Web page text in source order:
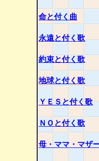
命と付く曲
永遠と付く歌
約束と付く歌
地球と付く歌
ＹＥＳと付く歌
ＮＯと付く歌
母・ママ・マザ